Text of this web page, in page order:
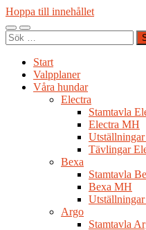
Hoppa till innehållet
Slå
på/av
Slå
på/av
Sök
efter:
Start
Valpplaner
Våra hundar
Electra
Stamtavla
Electra MH
Tävlingar
Bexa
Stamtavla
Bexa MH
Argo
Stamtavla